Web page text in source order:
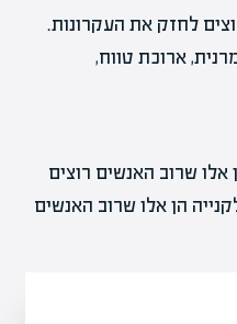
לחזק את העקרונות.
ארוכת טווח,
אלו שרוב האנשים רוצים
הן אלו שרוב האנשים